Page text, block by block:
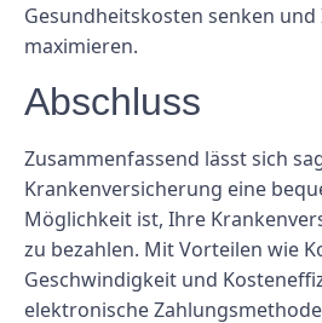
Gesundheitskosten senken
maximieren.
Abschluss
Zusammenfassend lässt sich
Krankenversicherung eine
Möglichkeit ist, Ihre
zu bezahlen. Mit Vorteilen wie
Geschwindigkeit und
elektronische